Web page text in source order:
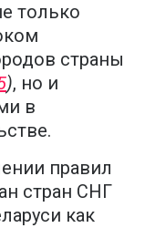
только
страны
), но и
в
правил
стран СНГ
как